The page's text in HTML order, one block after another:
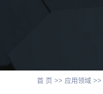
首 页 >> 应用领域 >>